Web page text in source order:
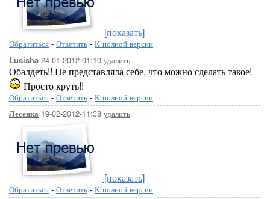
[показать]
Обратиться - Ответить - К полной версии
Lusisha 24-01-2012-01:10 удалить
Обалдеть!! Не представляла себе, что можно сделать такое!
Просто круть!!
Обратиться - Ответить - К полной версии
Лесенка 19-02-2012-11:38 удалить
[показать]
Обратиться - Ответить - К полной версии